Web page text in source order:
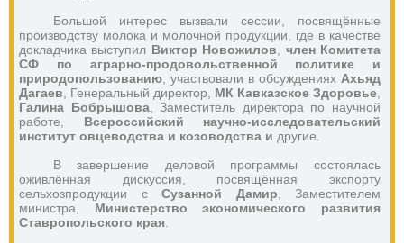
Большой интерес вызвали сессии, посвящённые
производству молока и молочной продукции, где в качестве
докладчика выступил Виктор Новожилов
член Комитета
СФ по аграрно-продовольственной политике и
природопользованию , участвовали в обсуждениях Ахьяд
Дагаев , Генеральный директор, МК Кавказское Здоровье
Галина Бобрышова, Заместитель директора по научной
работе, Всероссийский научно-исследовательский
институт овцеводства и козоводства и другие.
В завершение деловой программы состоялась
оживлённая дискуссия, посвящённая экспорту
сельхозпродукции с Сузанной Дамир , Заместителем
министра, Министерство экономического развития
Ставропольского края